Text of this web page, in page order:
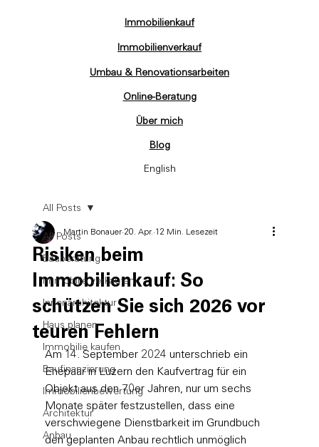
Immobilienkauf
Immobilienverkauf
Umbau & Renovationsarbeiten
Online-Beratung
Über mich
Blog
English
All Posts
Bauberatung
Immobilie verkaufen
Innenarchitektur
Haus planen
Immobilie kaufen
Baufinanzierung
Immobilienbewertung
Architektur
Anbau
All Posts
Risiken beim
Immobilienkauf: So
schützen Sie sich 2026 vor
teuren Fehlern
Martin Bonauer 20. Apr. 12 Min. Lesezeit
Am 14. September 2024 unterschrieb ein
Ehepaar in Luzern den Kaufvertrag für ein
Objekt aus den 70er Jahren, nur um sechs
Monate später festzustellen, dass eine
verschwiegene Dienstbarkeit im Grundbuch
den geplanten Anbau rechtlich unmöglich